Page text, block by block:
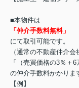
■本物件は
「仲介手数料無料」
にて取引可能です。
（通常の不動産仲介
「（売買価格の3％＋6
の仲介手数料かかりま
【例】